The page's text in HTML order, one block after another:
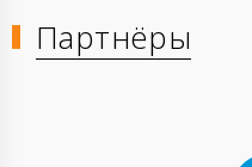
Партнёры